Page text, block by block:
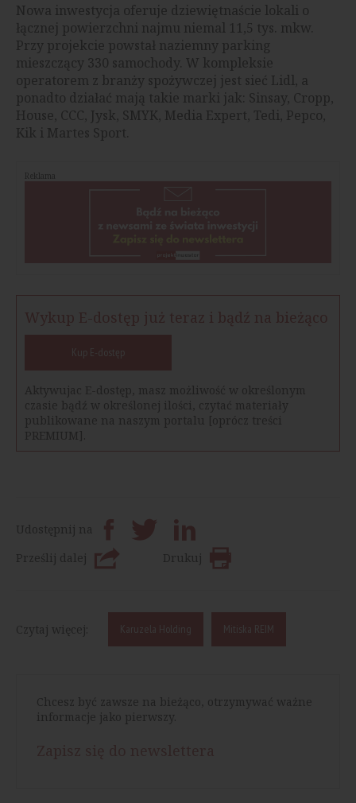
Nowa inwestycja oferuje dziewiętnaście lokali o
łącznej powierzchni najmu niemal 11,5 tys. mkw.
Przy projekcie powstał naziemny parking
mieszczący 330 samochody. W kompleksie
operatorem z branży spożywczej jest sieć Lidl, a
ponadto działać mają takie marki jak: Sinsay, Cropp,
House, CCC, Jysk, SMYK, Media Expert, Tedi, Pepco,
Kik i Martes Sport.
Reklama
Wykup E-dostęp już teraz i bądź na bieżąco
Kup E-dostęp
Aktywujac E-dostęp, masz możliwość w określonym
czasie bądź w określonej ilości, czytać materiały
publikowane na naszym portalu [oprócz treści
PREMIUM].
Udostępnij na
Prześlij dalej
Drukuj
Czytaj więcej: Karuzela Holding Mitiska REIM
Chcesz być zawsze na bieżąco, otrzymywać ważne
informacje jako pierwszy.